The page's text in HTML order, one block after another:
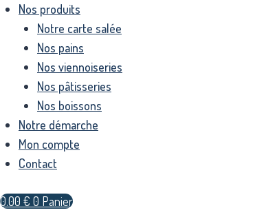
Nos produits
Notre carte salée
Nos pains
Nos viennoiseries
Nos pâtisseries
Nos boissons
Notre démarche
Mon compte
Contact
0.00 € 0 Panier